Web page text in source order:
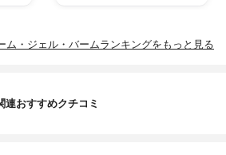
ム・ジェル・バームランキングをもっと見る
連おすすめクチコミ